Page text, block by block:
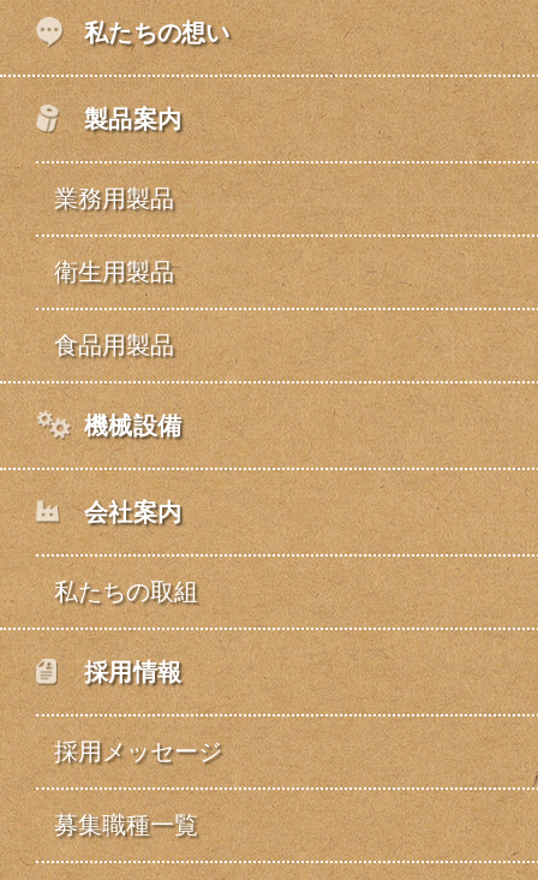
私たちの想い
製品案内
業務用製品
衛生用製品
食品用製品
機械設備
会社案内
私たちの取組
採用情報
採用メッセージ
募集職種一覧